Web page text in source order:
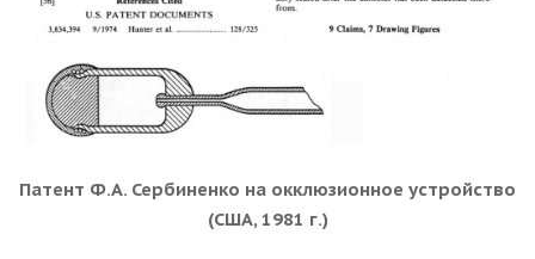
Патент Ф.А. Сербиненко на окклюзионное устройство
(США, 1981 г.)